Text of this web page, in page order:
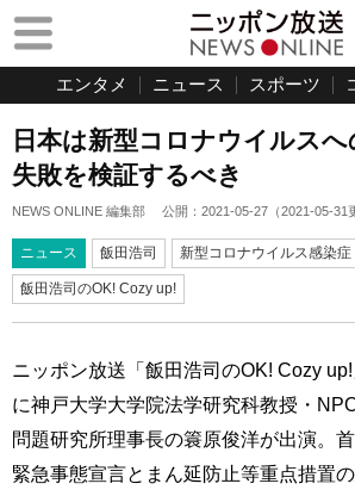
エンタメ ニュース スポーツ
日本は新型コロナウイルス
失敗を検証するべき
NEWS ONLINE 編集部 公開： 2021-05-27 （2021-05-31
ニュース 飯田浩司 新型コロナウイルス感染症
飯田浩司のOK! Cozy up!
ニッポン放送「飯田浩司のOK! Cozy up!
に神戸大学大学院法学研究科教授・
問題研究所理事長の簑原俊洋が出演。
緊急事態宣言とまん延防止等重点措置